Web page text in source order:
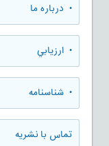
• درباره ما
• ارزيابي
• شناسنامه
تماس با نشریه